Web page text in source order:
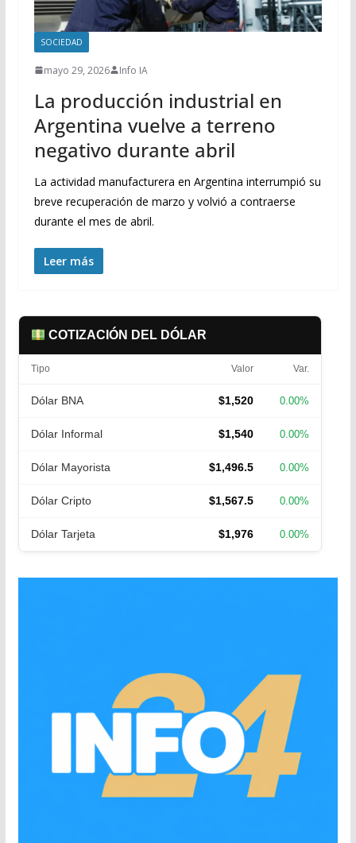
SOCIEDAD
mayo 29, 2026 Info IA
La producción industrial en
Argentina vuelve a terreno
negativo durante abril
La actividad manufacturera en Argentina interrumpió su
breve recuperación de marzo y volvió a contraerse
durante el mes de abril.
Leer más
COTIZACIÓN DEL DÓLAR
Tipo Valor Var.
Dólar BNA $1,520 0.00%
Dólar Informal $1,540 0.00%
Dólar Mayorista $1,496.5 0.00%
Dólar Cripto $1,567.5 0.00%
Dólar Tarjeta $1,976 0.00%